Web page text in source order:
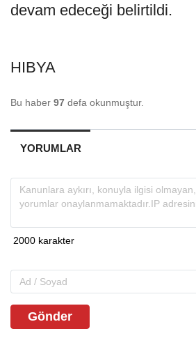
devam edeceği belirtildi.
HIBYA
Bu haber 97 defa okunmuştur.
YORUMLAR
Gönder